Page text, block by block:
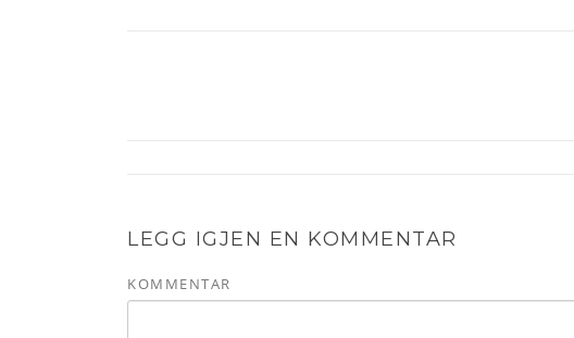
LEGG IGJEN EN KOMMENTAR
KOMMENTAR